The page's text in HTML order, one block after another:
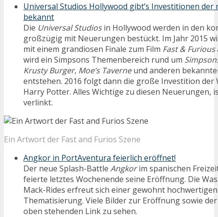
Universal Studios Hollywood gibt’s Investitionen der
bekannt
Die Universal Studiosin Hollywood werden in den
großzügig mit Neuerungen bestückt. Im Jahr 2015
mit einem grandiosen Finale zum Film Fast & Furious
wird ein Simpsons Themenbereich rund um
Krusty Burger, Moe’s Taverneund anderen
entstehen. 2016 folgt dann die große Investition der
Harry Potter. Alles Wichtige zu diesen Neuerungen,
verlinkt.
Ein Artwort der Fast and Furios Szene
Angkor in PortAventura feierlich eröffnet!
Der neue Splash-Battle Angkorim spanischen
feierte letztes Wochenende seine Eröffnung. Die
Mack-Rides erfreut sich einer gewohnt
Thematisierung. Viele Bilder zur Eröffnung sowie
oben stehenden Link zu sehen.